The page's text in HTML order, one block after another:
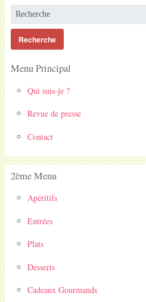
Menu Principal
Qui suis-je ?
Revue de presse
Contact
2ème Menu
Apéritifs
Entrées
Plats
Desserts
Cadeaux Gourmands